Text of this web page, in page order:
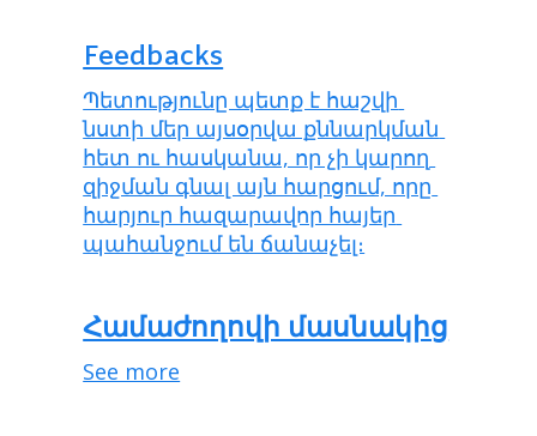
Feedbacks
Պետությունը պետք է հաշվի
նստի մեր այսօրվա քննարկման
հետ ու հասկանա, որ չի կարող
զիջման գնալ այն հարցում, որը
հարյուր հազարավոր հայեր
պահանջում են ճանաչել։
Համաժողովի մասնակից
See more